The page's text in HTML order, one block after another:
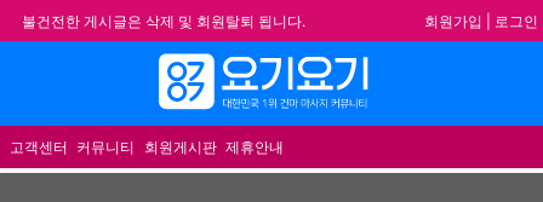
불건전한 게시글은 삭제 및 회원탈퇴 됩니다.
합법적이고 건전한 업체와 광고를 제휴합니다.
★요기요기 설 연휴 휴무 안내★
★ 요기요기 업체회원 안내사항 ★
회원가입 로그인
고객센터 커뮤니티 회원게시판 제휴안내